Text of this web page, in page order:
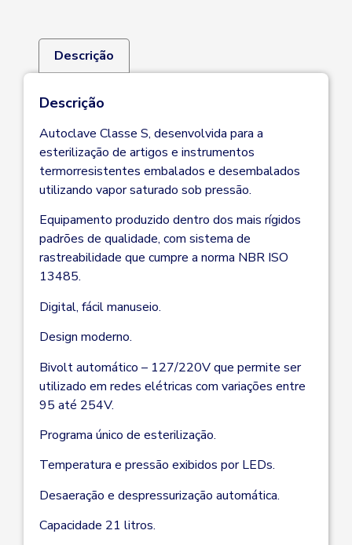
Descrição
Descrição
Autoclave Classe S, desenvolvida para a
esterilização de artigos e instrumentos
termorresistentes embalados e desembalados
utilizando vapor saturado sob pressão.
Equipamento produzido dentro dos mais rígidos
padrões de qualidade, com sistema de
rastreabilidade que cumpre a norma NBR ISO
13485.
Digital, fácil manuseio.
Design moderno.
Bivolt automático – 127/220V que permite ser
utilizado em redes elétricas com variações entre
95 até 254V.
Programa único de esterilização.
Temperatura e pressão exibidos por LEDs.
Desaeração e despressurização automática.
Capacidade 21 litros.